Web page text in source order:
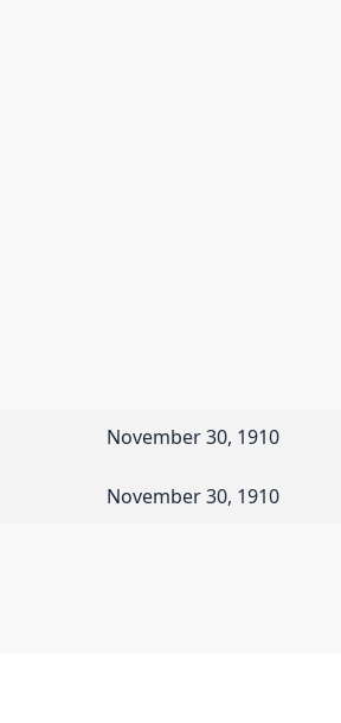
November 30, 1910
November 30, 1910
specification that forms the basis